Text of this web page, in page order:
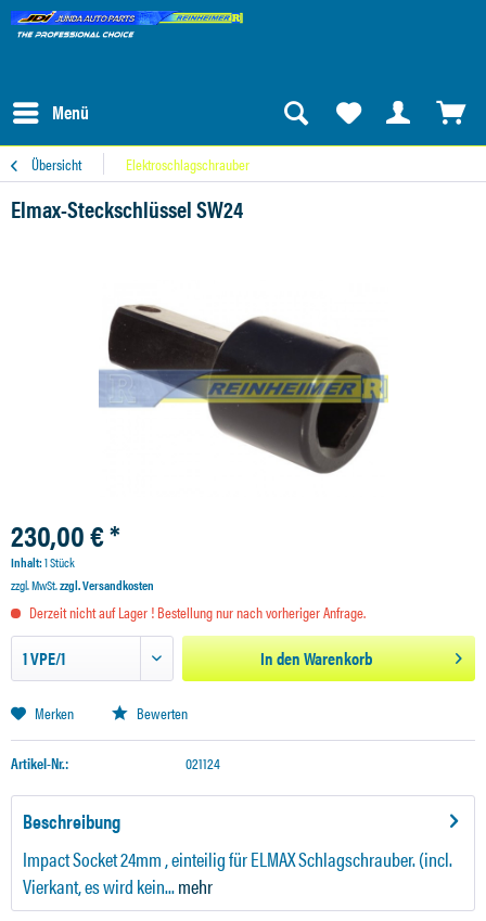
Menü
Übersicht Elektroschlagschrauber
Elmax-Steckschlüssel SW24
230,00 € *
Inhalt:1 Stück
zzgl. MwSt.zzgl. Versandkosten
Derzeit nicht auf Lager ! Bestellung nur nach vorheriger Anfrage.
In denWarenkorb
Merken Bewerten
Artikel-Nr.: 021124
Beschreibung
Impact Socket 24mm , einteilig für ELMAX Schlagschrauber. (incl.
Vierkant, es wird kein...mehr